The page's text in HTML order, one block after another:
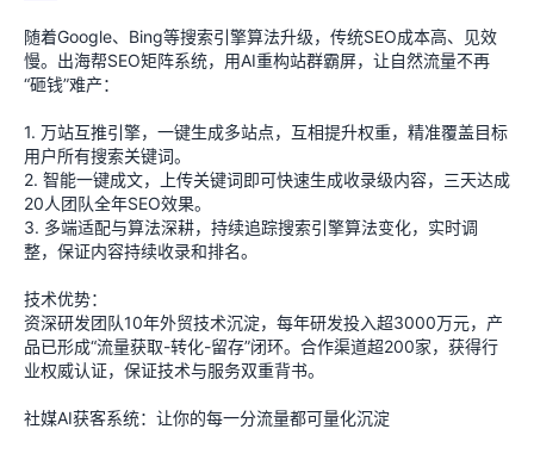
随着Google、Bing等搜索引擎算法升级，传统SEO成本高、见效
慢。出海帮SEO矩阵系统，用AI重构站群霸屏，让自然流量不再
“砸钱”难产：
1. 万站互推引擎，一键生成多站点，互相提升权重，精准覆盖目标
用户所有搜索关键词。
2. 智能一键成文，上传关键词即可快速生成收录级内容，三天达成
20人团队全年SEO效果。
3. 多端适配与算法深耕，持续追踪搜索引擎算法变化，实时调
整，保证内容持续收录和排名。
技术优势：
资深研发团队10年外贸技术沉淀，每年研发投入超3000万元，产
品已形成“流量获取-转化-留存”闭环。合作渠道超200家，获得行
业权威认证，保证技术与服务双重背书。
社媒AI获客系统：让你的每一分流量都可量化沉淀